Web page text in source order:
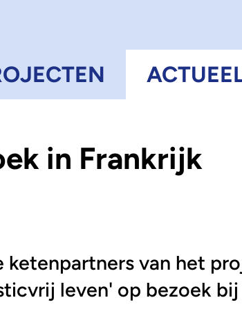
in Frankrijk
van het
leven' op bezoek bij